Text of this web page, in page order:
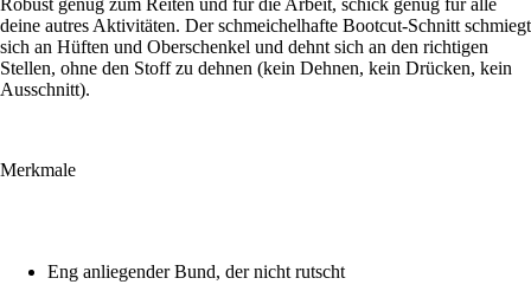
Robust genug zum Reiten und für die Arbeit, schick genug für alle
deine autres Aktivitäten. Der schmeichelhafte Bootcut-Schnitt schmiegt
sich an Hüften und Oberschenkel und dehnt sich an den richtigen
Stellen, ohne den Stoff zu dehnen (kein Dehnen, kein Drücken, kein
Ausschnitt).
Merkmale
Eng anliegender Bund, der nicht rutscht